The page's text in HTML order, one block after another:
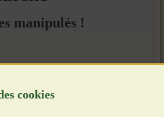
manipulés !